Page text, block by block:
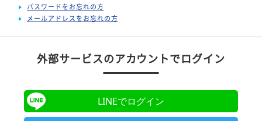
パスワードをお忘れの方
メールアドレスをお忘れの方
外部サービスのアカウントでログイン
LINEでログイン